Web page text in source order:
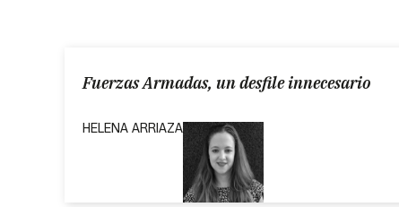
Fuerzas Armadas, un desfile innecesario
HELENA ARRIAZA